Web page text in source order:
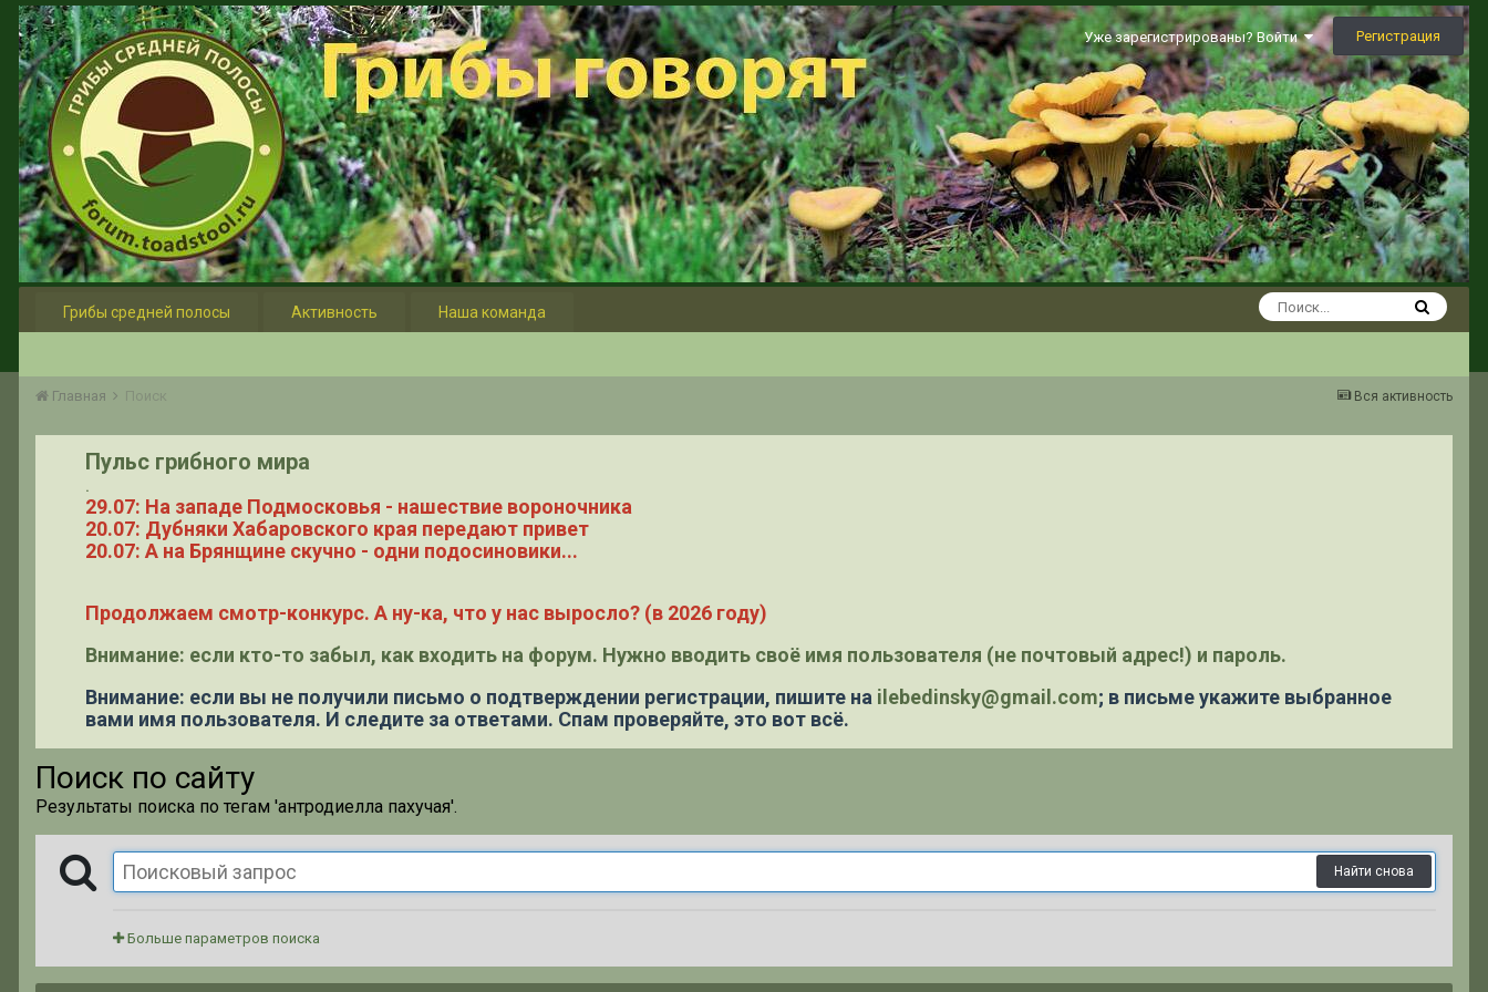
Уже зарегистрированы? Войти Регистрация
Грибы средней полосы Активность Наша команда
Вся активность
Главная Поиск
Пульс грибного мира
.
29.07: На западе Подмосковья - нашествие вороночника
20.07: Дубняки Хабаровского края передают привет
20.07: А на Брянщине скучно - одни подосиновики...
Продолжаем смотр-конкурс. А ну-ка, что у нас выросло? (в 2026 году)
Внимание: если кто-то забыл, как входить на форум. Нужно вводить своё имя пользователя (не почтовый адрес!) и пароль.
Внимание: если вы не получили письмо о подтверждении регистрации, пишите на ilebedinsky@gmail.com; в письме укажите выбранное
вами имя пользователя. И следите за ответами. Спам проверяйте, это вот всё.
Поиск по сайту
Результаты поиска по тегам 'антродиелла пахучая'.
Найти снова
Больше параметров поиска